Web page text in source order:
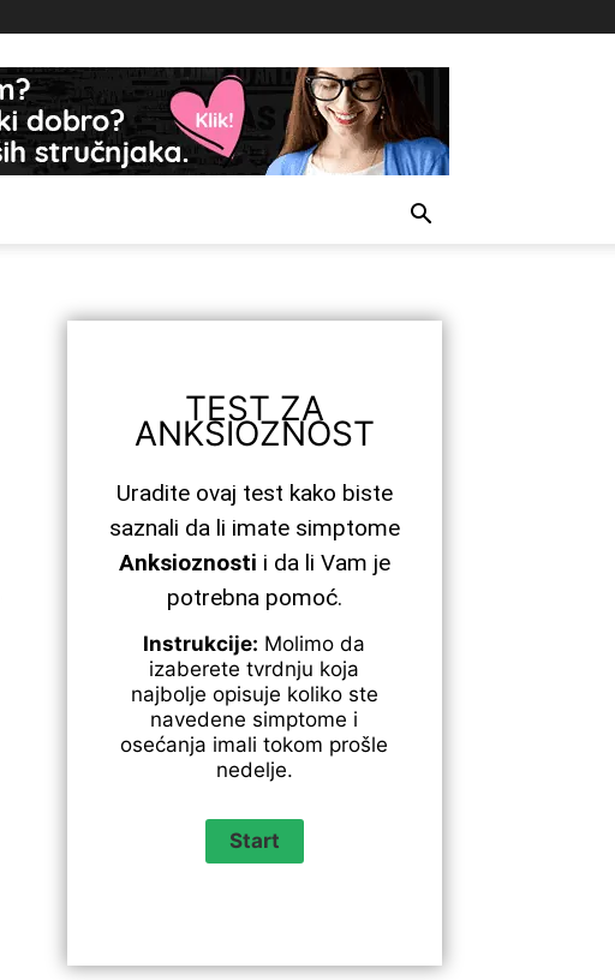
TEST ZA
ANKSIOZNOST
Uradite ovaj test kako biste
saznali da li imate simptome
Anksioznosti i da li Vam je
potrebna pomoć.
Instrukcije: Molimo da
izaberete tvrdnju koja
najbolje opisuje koliko ste
navedene simptome i
osećanja imali tokom prošle
nedelje.